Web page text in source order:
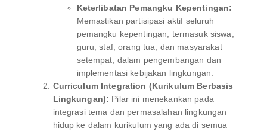
Keterlibatan Pemangku Kepentingan:
Memastikan partisipasi aktif seluruh
pemangku kepentingan, termasuk siswa,
guru, staf, orang tua, dan masyarakat
setempat, dalam pengembangan dan
implementasi kebijakan lingkungan.
Curriculum Integration (Kurikulum Berbasis
Lingkungan): Pilar ini menekankan pada
integrasi tema dan permasalahan lingkungan
hidup ke dalam kurikulum yang ada di semua